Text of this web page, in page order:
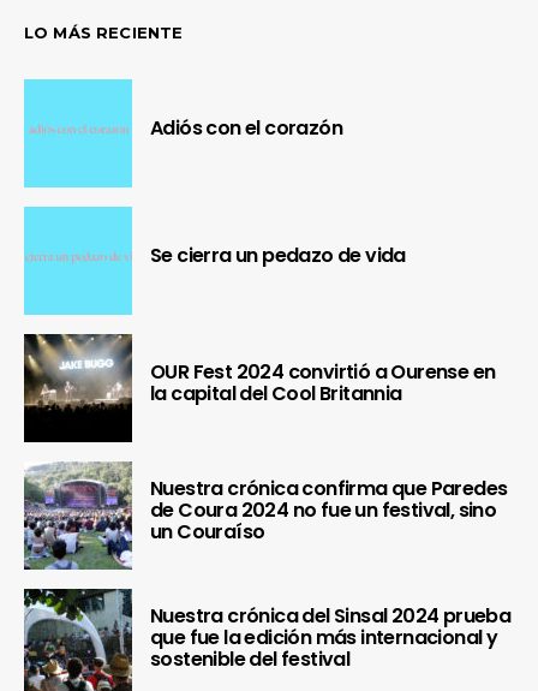
LO MÁS RECIENTE
Adiós con el corazón
Se cierra un pedazo de vida
OUR Fest 2024 convirtió a Ourense en
la capital del Cool Britannia
Nuestra crónica confirma que Paredes
de Coura 2024 no fue un festival, sino
un Couraíso
Nuestra crónica del Sinsal 2024 prueba
que fue la edición más internacional y
sostenible del festival